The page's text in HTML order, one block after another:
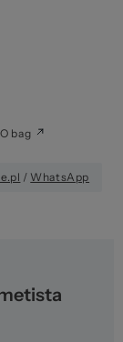
bag
/ WhatsApp